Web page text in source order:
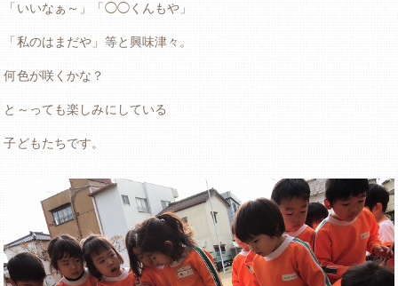
「いいなぁ～」「◯◯くんもや」
「私のはまだや」等と興味津々。
何色が咲くかな？
と～っても楽しみにしている
子どもたちです。